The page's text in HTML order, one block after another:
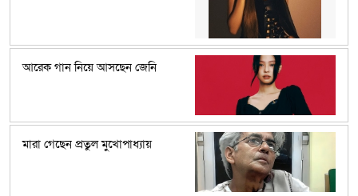
আরেক গান নিয়ে আসছেন জেনি
মারা গেছেন প্রতুল মুখোপাধ্যায়